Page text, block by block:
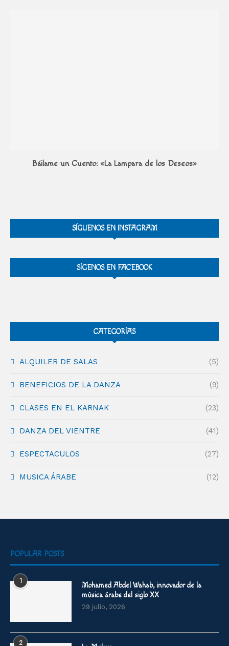
Báilame un Cuento: «La Lampara de los Deseos»
SÍGUENOS EN INSTAGRAM
SÍGENOS EN FACEBOOK
CATEGORÍAS
ALQUILER DE SALAS (5)
BENEFICIOS DE LA DANZA (9)
CLASES EN EL KARNAK (23)
DANZA DEL VIENTRE (41)
ESPECTACULOS (27)
MUSICA ÁRABE (12)
POPULAR POSTS
1
Mohamed Abdel Wahab, innovador de la
música árabe del siglo XX
29 julio, 2026
2